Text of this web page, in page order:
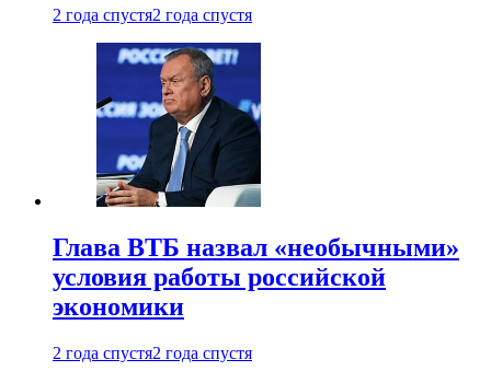
2 года спустя2 года спустя
Глава ВТБ назвал «необычными»
условия работы российской
экономики
2 года спустя2 года спустя